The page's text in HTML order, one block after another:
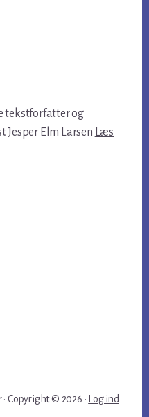
tekstforfatter og
Jesper Elm Larsen Læs
Copyright © 2026 · Log ind